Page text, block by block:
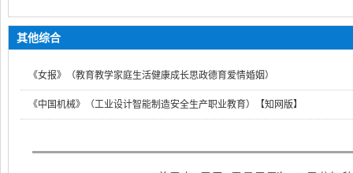
其他综合
《女报》（教育教学家庭生活健康成长思政德育爱情婚姻）
《中国机械》（工业设计智能制造安全生产职业教育）【知网版】